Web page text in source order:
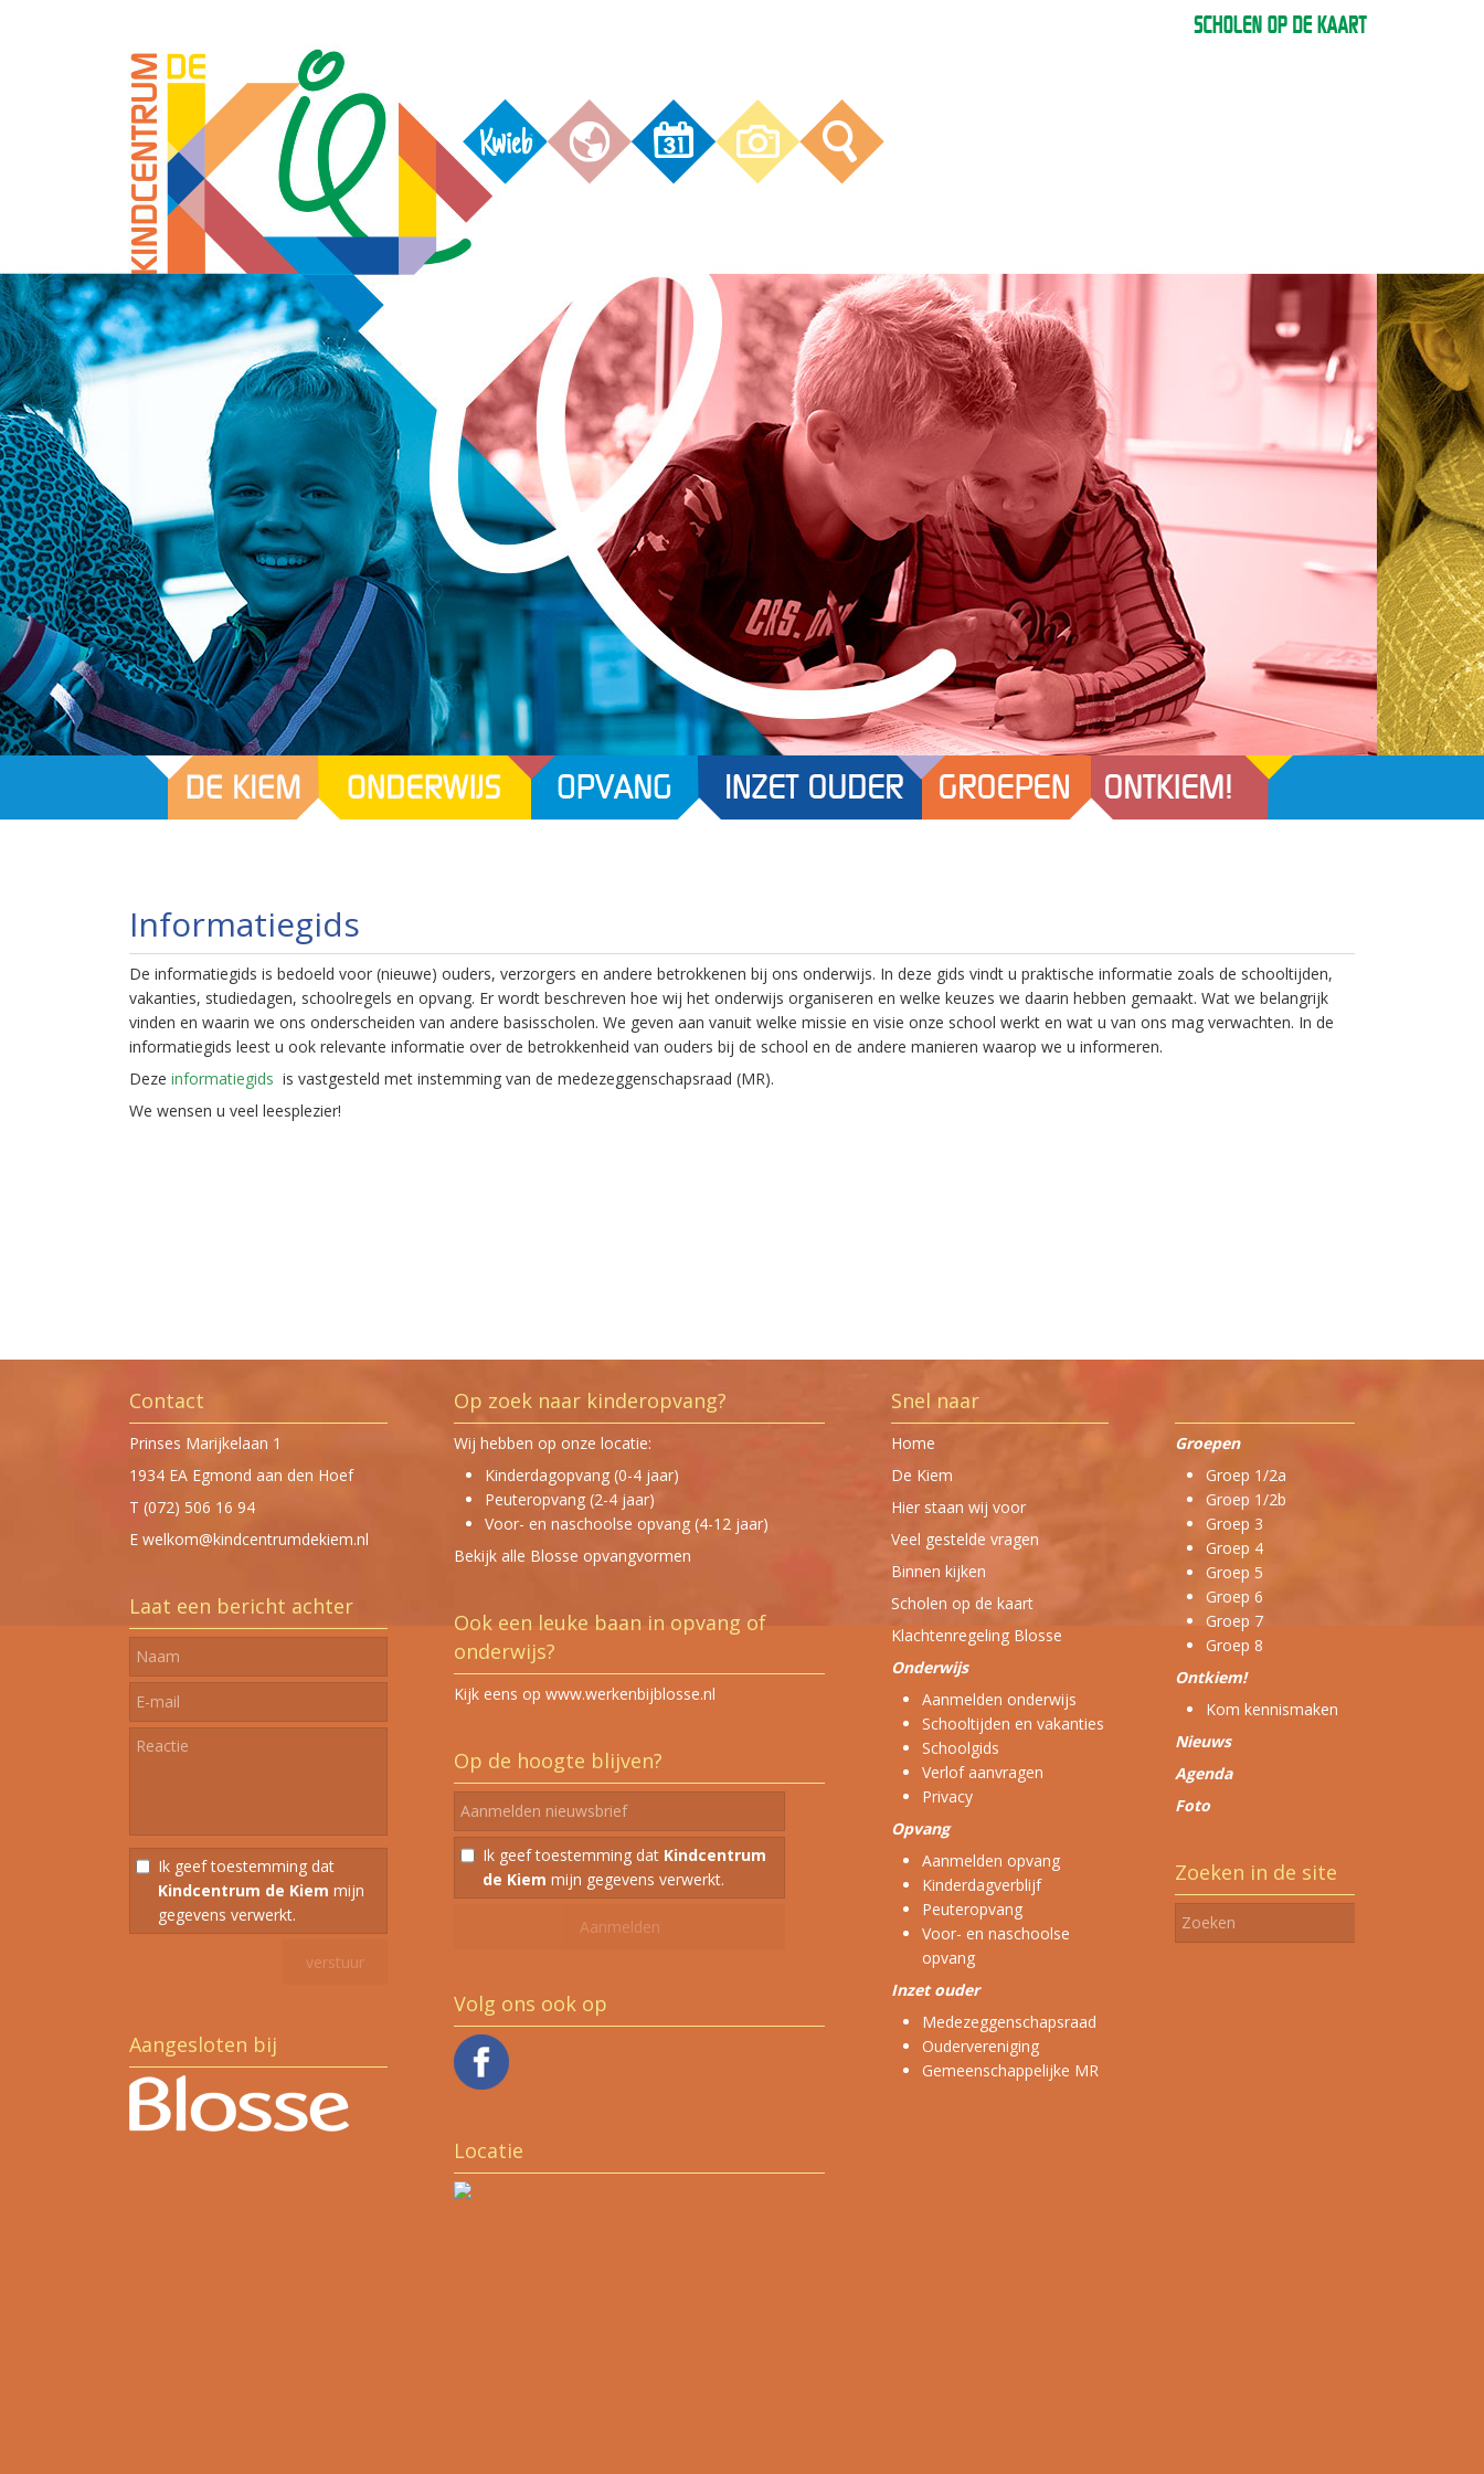
Informatiegids
De informatiegids is bedoeld voor (nieuwe) ouders, verzorgers en andere betrokkenen bij ons onderwijs. In deze gids vindt u praktische informatie zoals de schooltijden,
vakanties, studiedagen, schoolregels en opvang. Er wordt beschreven hoe wij het onderwijs organiseren en welke keuzes we daarin hebben gemaakt. Wat we belangrijk
vinden en waarin we ons onderscheiden van andere basisscholen. We geven aan vanuit welke missie en visie onze school werkt en wat u van ons mag verwachten. In de
informatiegids leest u ook relevante informatie over de betrokkenheid van ouders bij de school en de andere manieren waarop we u informeren.
Deze informatiegids is vastgesteld met instemming van de medezeggenschapsraad (MR).
We wensen u veel leesplezier!
Contact
Prinses Marijkelaan 1
1934 EA Egmond aan den Hoef
T (072) 506 16 94‬
E welkom@kindcentrumdekiem.nl
Laat een bericht achter
Ik geef toestemming dat
Kindcentrum de Kiem mijn
gegevens verwerkt.
Aangesloten bij
Op zoek naar kinderopvang?
Wij hebben op onze locatie:
Kinderdagopvang (0-4 jaar)
Peuteropvang (2-4 jaar)
Voor- en naschoolse opvang (4-12 jaar)
Bekijk alle Blosse opvangvormen
Ook een leuke baan in opvang of
onderwijs?
Kijk eens op www.werkenbijblosse.nl
Op de hoogte blijven?
Ik geef toestemming dat Kindcentrum
de Kiem mijn gegevens verwerkt.
Volg ons ook op
Locatie
Snel naar
Home
De Kiem
Hier staan wij voor
Veel gestelde vragen
Binnen kijken
Scholen op de kaart
Klachtenregeling Blosse
Onderwijs
Aanmelden onderwijs
Schooltijden en vakanties
Schoolgids
Verlof aanvragen
Privacy
Opvang
Aanmelden opvang
Kinderdagverblijf
Peuteropvang
Voor- en naschoolse
opvang
Inzet ouder
Medezeggenschapsraad
Oudervereniging
Gemeenschappelijke MR
Groepen
Groep 1/2a
Groep 1/2b
Groep 3
Groep 4
Groep 5
Groep 6
Groep 7
Groep 8
Ontkiem!
Kom kennismaken
Nieuws
Agenda
Foto
Zoeken in de site